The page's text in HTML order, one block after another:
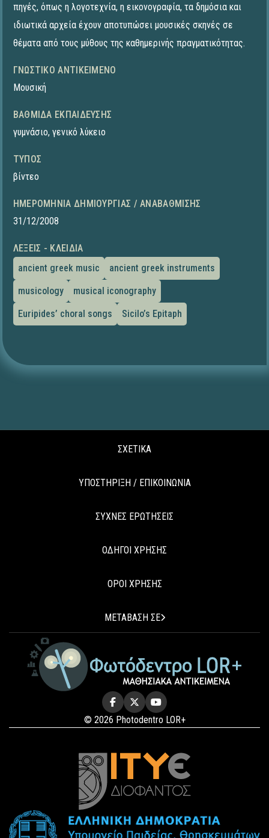
πηγές, όπως η λογοτεχνία, η εικονογραφία, τα δημόσια και
ιδιωτικά αρχεία έχουν αποτυπώσει μουσικές σκηνές σε
θέματα από τους μύθους της καθημερινής πραγματικότητας.
ΓΝΩΣΤΙΚΌ ΑΝΤΙΚΕΊΜΕΝΟ
Μουσική
ΒΑΘΜΊΔΑ ΕΚΠΑΊΔΕΥΣΗΣ
γυμνάσιο, γενικό λύκειο
ΤΎΠΟΣ
βίντεο
ΗΜΕΡΟΜΗΝΊΑ ΔΗΜΙΟΥΡΓΊΑΣ / ΑΝΑΒΆΘΜΙΣΗΣ
31/12/2008
ΛΈΞΕΙΣ - ΚΛΕΙΔΙΆ
ancient greek music
ancient greek instruments
musicology
musical iconography
Euripides’ choral songs
Sicilo’s Epitaph
ΣΧΕΤΙΚΑ
ΥΠΟΣΤΗΡΙΞΗ / ΕΠΙΚΟΙΝΩΝΙΑ
ΣΥΧΝΕΣ ΕΡΩΤΗΣΕΙΣ
ΟΔΗΓΟΙ ΧΡΗΣΗΣ
ΟΡΟΙ ΧΡΗΣΗΣ
ΜΕΤΑΒΑΣΗ ΣΕ
© 2026 Photodentro LOR+